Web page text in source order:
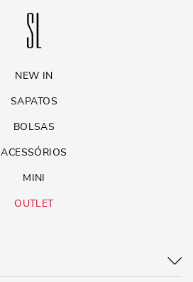
NEW IN
SAPATOS
BOLSAS
ACESSÓRIOS
MINI
OUTLET